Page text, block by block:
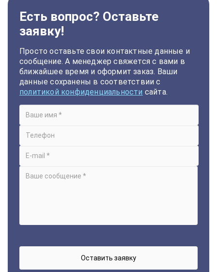
Есть вопрос? Оставьте
заявку!
Просто оставьте свои контактные данные и
сообщение. А менеджер свяжется с вами в
ближайшее время и оформит заказ. Ваши
данные сохранены в соответствии с
политикой конфиденциальности сайта.